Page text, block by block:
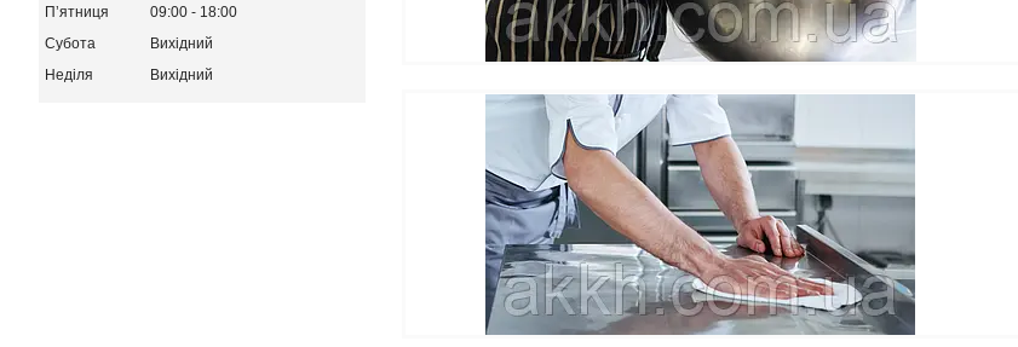
Пʼятниця
09:00
18:00
Субота
Вихідний
Неділя
Вихідний